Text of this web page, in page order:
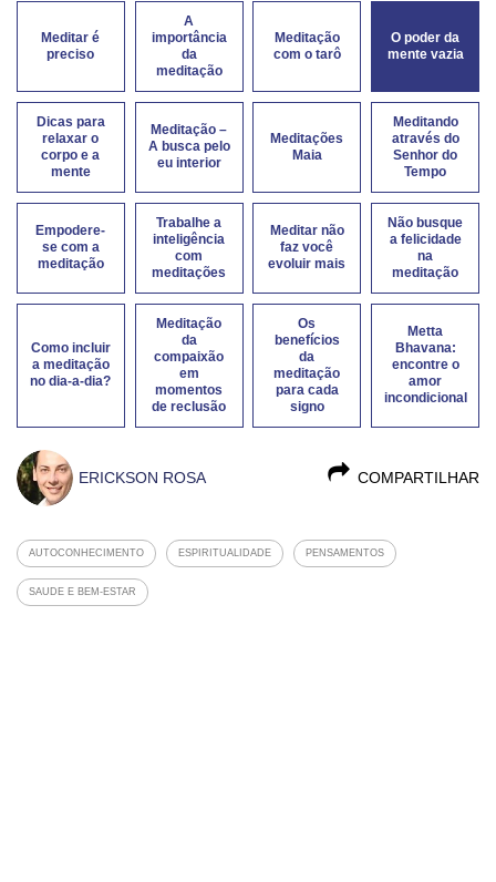
Meditar é
preciso
A
importância
da
meditação
Meditação
com o tarô
O poder da
mente vazia
Dicas para
relaxar o
corpo e a
mente
Meditação –
A busca pelo
eu interior
Meditações
Maia
Meditando
através do
Senhor do
Tempo
Empodere-
se com a
meditação
Trabalhe a
inteligência
com
meditações
Meditar não
faz você
evoluir mais
Não busque
a felicidade
na
meditação
Como incluir
a meditação
no dia-a-dia?
Meditação
da
compaixão
em
momentos
de reclusão
Os
benefícios
da
meditação
para cada
signo
Metta
Bhavana:
encontre o
amor
incondicional
COMPARTILHAR
ERICKSON ROSA
AUTOCONHECIMENTO ESPIRITUALIDADE PENSAMENTOS
SAUDE E BEM-ESTAR